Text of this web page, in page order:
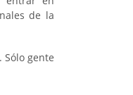
de la
gente